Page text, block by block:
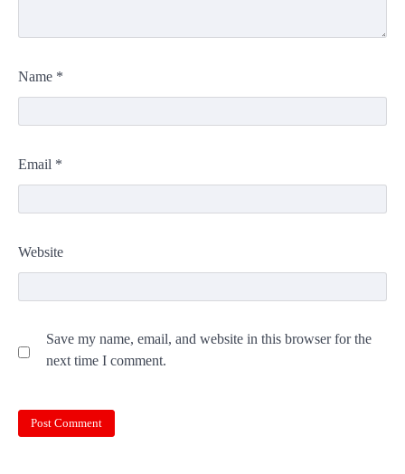
Name *
Email *
Website
Save my name, email, and website in this browser for the
next time I comment.